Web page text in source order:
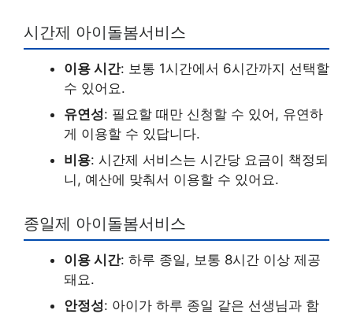
시간제 아이돌봄서비스
이용 시간: 보통 1시간에서 6시간까지 선택할
수 있어요.
유연성: 필요할 때만 신청할 수 있어, 유연하
게 이용할 수 있답니다.
비용: 시간제 서비스는 시간당 요금이 책정되
니, 예산에 맞춰서 이용할 수 있어요.
종일제 아이돌봄서비스
이용 시간: 하루 종일, 보통 8시간 이상 제공
돼요.
안정성: 아이가 하루 종일 같은 선생님과 함